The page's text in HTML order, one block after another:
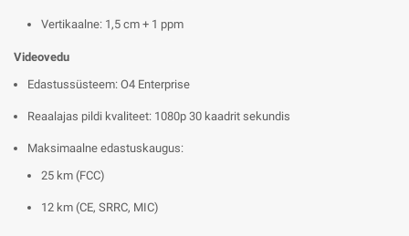
Vertikaalne: 1,5 cm + 1 ppm
Videovedu
Edastussüsteem: O4 Enterprise
Reaalajas pildi kvaliteet: 1080p 30 kaadrit sekundis
Maksimaalne edastuskaugus:
25 km (FCC)
12 km (CE, SRRC, MIC)